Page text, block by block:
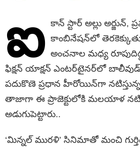
ఐ కాన్ స్టార్ అల్లు అర్జున్,
కాంబినేషన్‌లో
అంచనాల మధ్య
ఫిక్షన్ యాక్షన్ ఎంటర్‌టైనర్‌లో
పదుకొణె ప్రధాన హీరోయిన్‌గా
తాజాగా ఈ ప్రాజెక్టులోకి మలయాళ
అడుగుపెట్టారు..
‘మిన్నల్ మురళి’ సినిమాతో మంచి